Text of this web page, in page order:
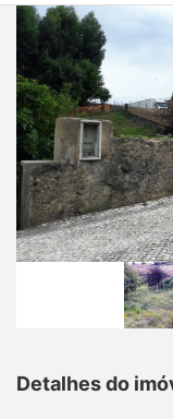
Detalhes do